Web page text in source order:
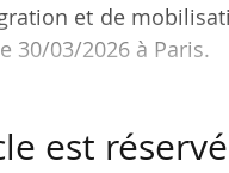
et de
30/03/2026 à Paris.
Groupe RATP et
est